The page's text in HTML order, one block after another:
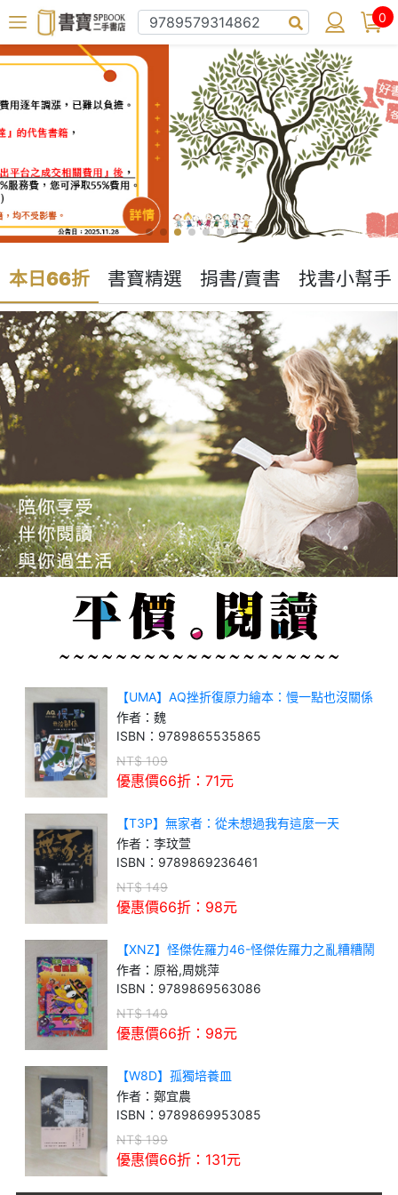
0
本日66折 書寶精選 捐書/賣書 找書小幫手
【UMA】AQ挫折復原力繪本：慢一點也沒關係
作者： 魏
ISBN： 9789865535865
NT$109
優惠價66折： 71元
【T3P】無家者：從未想過我有這麼一天
作者： 李玟萱
ISBN： 9789869236461
NT$149
優惠價66折： 98元
【XNZ】怪傑佐羅力46-怪傑佐羅力之亂糟糟鬧
哄哄電視臺
作者： 原裕,周姚萍
ISBN： 9789869563086
NT$149
優惠價66折： 98元
【W8D】孤獨培養皿
作者： 鄭宜農
ISBN： 9789869953085
NT$199
優惠價66折： 131元